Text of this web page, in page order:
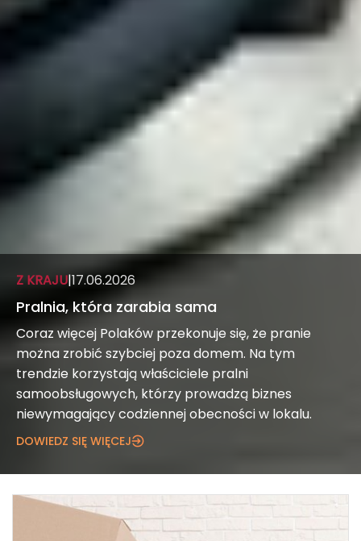
Z KRAJU|17.06.2026
Pralnia, która zarabia sama
Coraz więcej Polaków przekonuje się, że pranie
można zrobić szybciej poza domem. Na tym
trendzie korzystają właściciele pralni
samoobsługowych, którzy prowadzą biznes
niewymagający codziennej obecności w lokalu.
DOWIEDZ SIĘ WIĘCEJ